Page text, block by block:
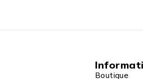
Boutique